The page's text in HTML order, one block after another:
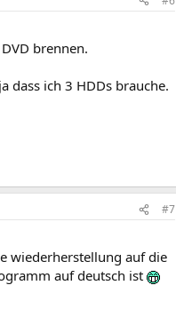
brennen.
dass ich 3 HDDs brauche.
#7
wiederherstellung auf die
auf deutsch ist